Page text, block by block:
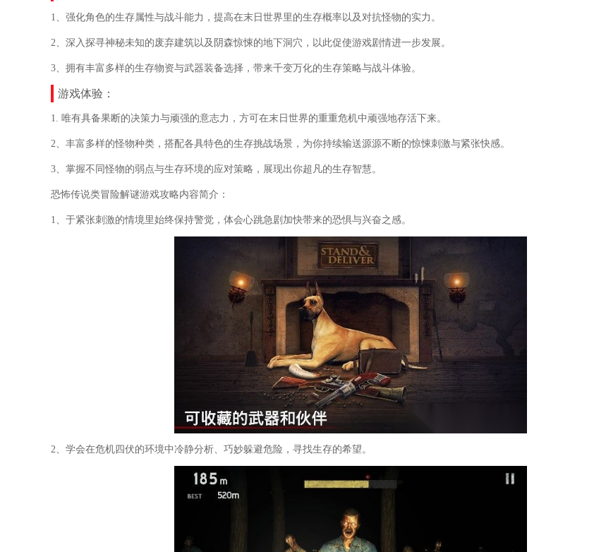
1、强化角色的生存属性与战斗能力，提高在末日世界里的生存概率以及对抗怪物的实力。
2、深入探寻神秘未知的废弃建筑以及阴森惊悚的地下洞穴，以此促使游戏剧情进一步发展。
3、拥有丰富多样的生存物资与武器装备选择，带来千变万化的生存策略与战斗体验。
游戏体验：
1. 唯有具备果断的决策力与顽强的意志力，方可在末日世界的重重危机中顽强地存活下来。
2、丰富多样的怪物种类，搭配各具特色的生存挑战场景，为你持续输送源源不断的惊悚刺激与紧张快感。
3、掌握不同怪物的弱点与生存环境的应对策略，展现出你超凡的生存智慧。
恐怖传说类冒险解谜游戏攻略内容简介：
1、于紧张刺激的情境里始终保持警觉，体会心跳急剧加快带来的恐惧与兴奋之感。
2、学会在危机四伏的环境中冷静分析、巧妙躲避危险，寻找生存的希望。